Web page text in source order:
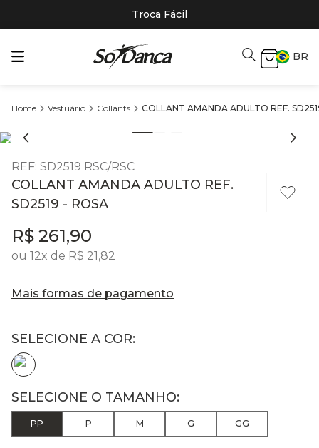
Troca Fácil
BR
Vestuário Collants COLLANT AMANDA ADULTO REF.
REF: SD2519 RSC/RSC
COLLANT AMANDA ADULTO REF.
SD2519 - ROSA
R$ 261,90
ou 12x de R$ 21,82
Mais formas de pagamento
PP P M G GG